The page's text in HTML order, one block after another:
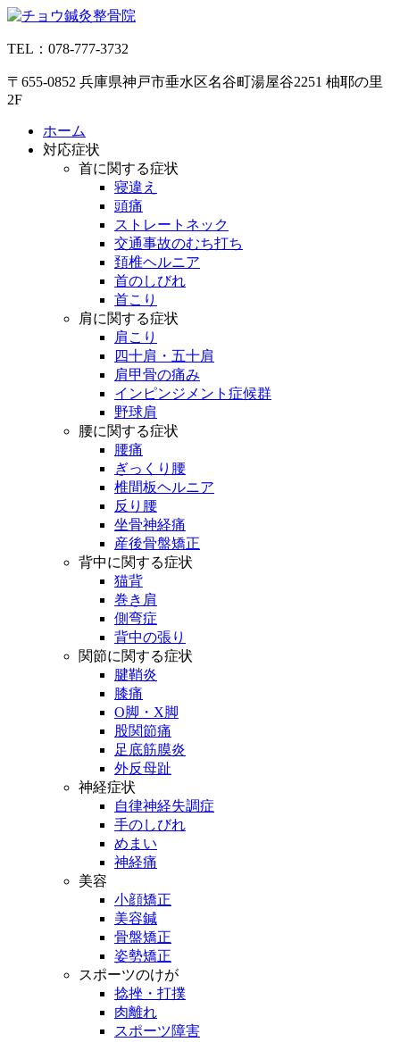
コ
テ
ツ
へ
TEL：078-777-3732
〒655-0852 兵庫県神戸市垂水区名谷町湯屋谷2251 柚耶の里
2F
ホーム
対応症状
首に関する症状
寝違え
頭痛
ストレートネック
交通事故のむち打ち
頚椎ヘルニア
首のしびれ
首こり
肩に関する症状
肩こり
四十肩・五十肩
肩甲骨の痛み
インピンジメント症候群
野球肩
腰に関する症状
腰痛
ぎっくり腰
椎間板ヘルニア
反り腰
坐骨神経痛
産後骨盤矯正
背中に関する症状
猫背
巻き肩
側弯症
背中の張り
関節に関する症状
腱鞘炎
膝痛
O脚・X脚
股関節痛
足底筋膜炎
外反母趾
神経症状
自律神経失調症
手のしびれ
めまい
神経痛
美容
小顔矯正
美容鍼
骨盤矯正
姿勢矯正
スポーツのけが
捻挫・打撲
肉離れ
スポーツ障害